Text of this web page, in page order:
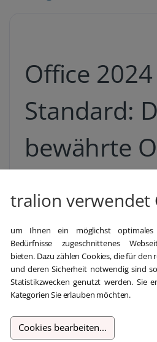
Office 2024
Standard:
bewährte
Office 2024 LTSC Standard ist
und Organisationen entwickelt
Arbeitsumgebung benötigen,
tralion verwendet
um Ihnen ein möglichst
Bedürfnisse zugeschnittenes
bieten. Dazu zählen Cookies, die für den
und deren Sicherheit notwendig sind
Statistikzwecken genutzt werden. Sie
Kategorien Sie erlauben möchten.
Cookies bearbeiten...